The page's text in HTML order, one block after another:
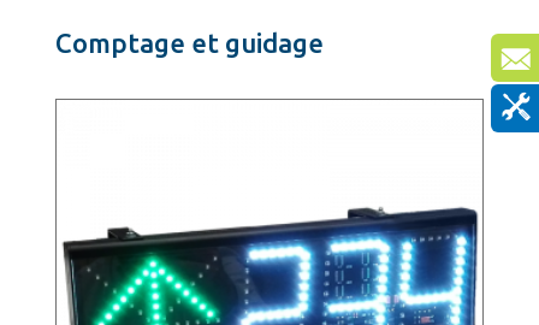
Comptage et guidage